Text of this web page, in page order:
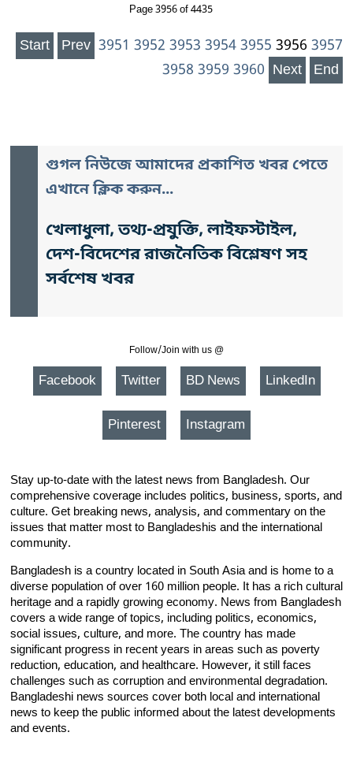
Page 3956 of 4435
Start Prev 3951 3952 3953 3954 3955 3956 3957
3958 3959 3960 Next End
গুগল নিউজে আমাদের প্রকাশিত খবর পেতে
এখানে ক্লিক করুন...
খেলাধুলা, তথ্য-প্রযুক্তি, লাইফস্টাইল,
দেশ-বিদেশের রাজনৈতিক বিশ্লেষণ সহ
সর্বশেষ খবর
Follow/Join with us @
Facebook Twitter BD News LinkedIn
Pinterest Instagram
Stay up-to-date with the latest news from Bangladesh. Our
comprehensive coverage includes politics, business, sports, and
culture. Get breaking news, analysis, and commentary on the
issues that matter most to Bangladeshis and the international
community.
Bangladesh is a country located in South Asia and is home to a
diverse population of over 160 million people. It has a rich cultural
heritage and a rapidly growing economy. News from Bangladesh
covers a wide range of topics, including politics, economics,
social issues, culture, and more. The country has made
significant progress in recent years in areas such as poverty
reduction, education, and healthcare. However, it still faces
challenges such as corruption and environmental degradation.
Bangladeshi news sources cover both local and international
news to keep the public informed about the latest developments
and events.